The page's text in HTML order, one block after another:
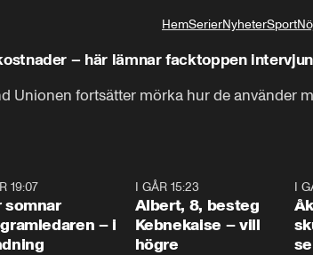
HemSerierNyheterSport
– här lämnar facktoppen intervjun
Unionen fortsätter mörka hur de använder
19:07
somnar
– i
I GÅR 15:23
Albert, 8, besteg
Kebnekaise – vill
högre
I